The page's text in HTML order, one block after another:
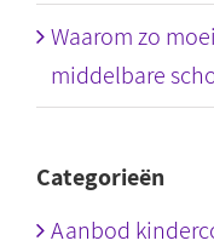
Waarom zo
middelbare
Categorieën
Aanbod